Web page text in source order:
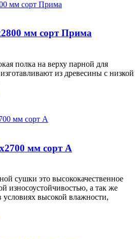
мм сорт Прима
полка на верху парной для
из древесины с низкой
мм сорт А
сушки это высококачественное
износоустойчивостью, а так же
высокой влажности,